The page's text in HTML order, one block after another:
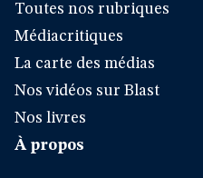
Toutes nos rubriques
Médiacritiques
La carte des médias
Nos vidéos sur Blast
Nos livres
À propos